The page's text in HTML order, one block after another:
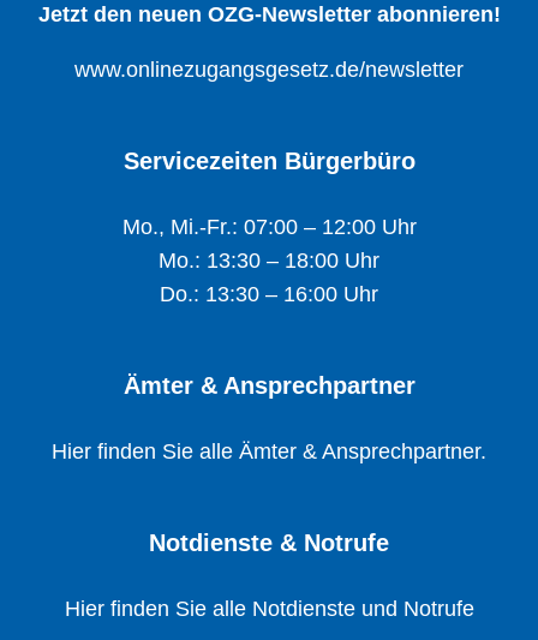
Jetzt den neuen OZG-Newsletter abonnieren!
www.onlinezugangsgesetz.de/newsletter
Servicezeiten Bürgerbüro
Mo., Mi.-Fr.: 07:00 – 12:00 Uhr
Mo.: 13:30 – 18:00 Uhr
Do.: 13:30 – 16:00 Uhr
Ämter & Ansprechpartner
Hier finden Sie alle Ämter & Ansprechpartner.
Notdienste & Notrufe
Hier finden Sie alle Notdienste und Notrufe